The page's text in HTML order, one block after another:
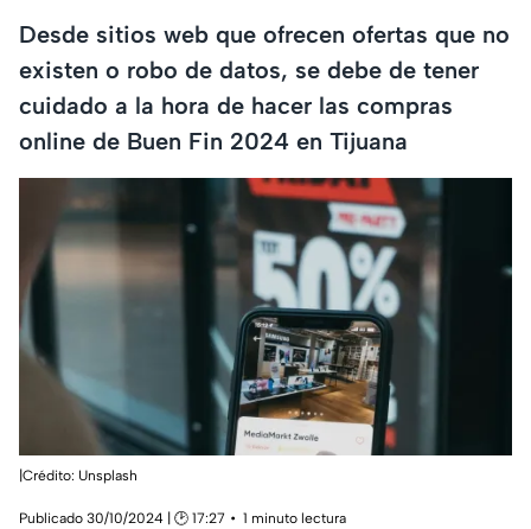
Desde sitios web que ofrecen ofertas que no
existen o robo de datos, se debe de tener
cuidado a la hora de hacer las compras
online de Buen Fin 2024 en Tijuana
|Crédito: Unsplash
Publicado 30/10/2024 | 🕑 17:27
1 minuto lectura